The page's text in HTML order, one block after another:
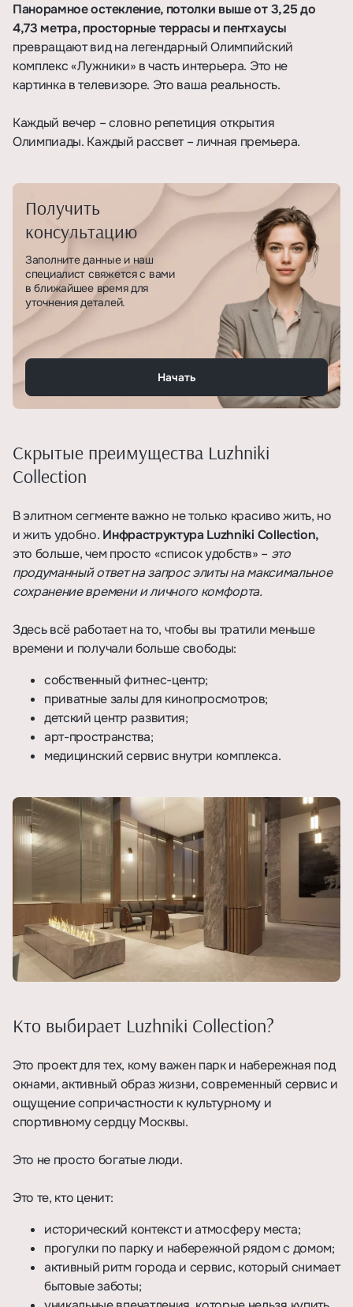
Панорамное остекление, потолки выше от 3,25 до
4,73 метра, просторные террасы и пентхаусы
превращают вид на легендарный Олимпийский
комплекс «Лужники» в часть интерьера. Это не
картинка в телевизоре. Это ваша реальность.
Каждый вечер – словно репетиция открытия
Олимпиады. Каждый рассвет – личная премьера.
Получить
консультацию
Заполните данные и наш
специалист свяжется с вами
в ближайшее время для
уточнения деталей.
Начать
Скрытые преимущества Luzhniki
Collection
В элитном сегменте важно не только красиво жить, но
и жить удобно. Инфраструктура Luzhniki Collection,
это больше, чем просто «список удобств» – это
продуманный ответ на запрос элиты на максимальное
сохранение времени и личного комфорта.
Здесь всё работает на то, чтобы вы тратили меньше
времени и получали больше свободы:
собственный фитнес-центр;
приватные залы для кинопросмотров;
детский центр развития;
арт-пространства;
медицинский сервис внутри комплекса.
Кто выбирает Luzhniki Collection?
Это проект для тех, кому важен парк и набережная под
окнами, активный образ жизни, современный сервис и
ощущение сопричастности к культурному и
спортивному сердцу Москвы.
Это не просто богатые люди.
Это те, кто ценит:
исторический контекст и атмосферу места;
прогулки по парку и набережной рядом с домом;
активный ритм города и сервис, который снимает
бытовые заботы;